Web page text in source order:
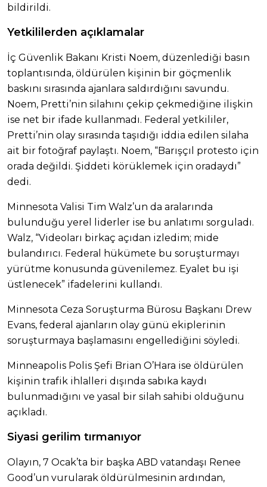
bildirildi.
Yetkililerden açıklamalar
İç Güvenlik Bakanı Kristi Noem, düzenlediği basın
toplantısında, öldürülen kişinin bir göçmenlik
baskını sırasında ajanlara saldırdığını savundu.
Noem, Pretti’nin silahını çekip çekmediğine ilişkin
ise net bir ifade kullanmadı. Federal yetkililer,
Pretti’nin olay sırasında taşıdığı iddia edilen silaha
ait bir fotoğraf paylaştı. Noem, “Barışçıl protesto için
orada değildi. Şiddeti körüklemek için oradaydı”
dedi.
Minnesota Valisi Tim Walz’un da aralarında
bulunduğu yerel liderler ise bu anlatımı sorguladı.
Walz, “Videoları birkaç açıdan izledim; mide
bulandırıcı. Federal hükümete bu soruşturmayı
yürütme konusunda güvenilemez. Eyalet bu işi
üstlenecek” ifadelerini kullandı.
Minnesota Ceza Soruşturma Bürosu Başkanı Drew
Evans, federal ajanların olay günü ekiplerinin
soruşturmaya başlamasını engellediğini söyledi.
Minneapolis Polis Şefi Brian O’Hara ise öldürülen
kişinin trafik ihlalleri dışında sabıka kaydı
bulunmadığını ve yasal bir silah sahibi olduğunu
açıkladı.
Siyasi gerilim tırmanıyor
Olayın, 7 Ocak’ta bir başka ABD vatandaşı Renee
Good’un vurularak öldürülmesinin ardından,